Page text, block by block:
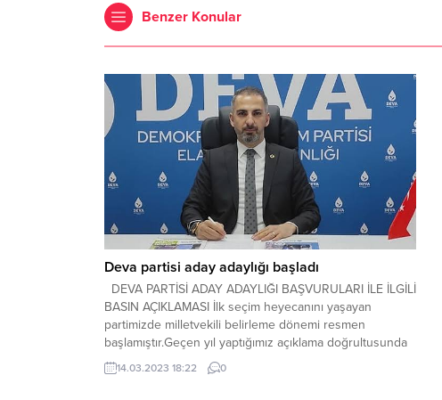
Benzer Konular
Deva partisi aday adaylığı başladı
DEVA PARTİSİ ADAY ADAYLIĞI BAŞVURULARI İLE İLGİLİ
BASIN AÇIKLAMASI İlk seçim heyecanını yaşayan
partimizde milletvekili belirleme dönemi resmen
başlamıştır.Geçen yıl yaptığımız açıklama doğrultusunda
en az 41 ilde partimiz kendi adıyla, kendi logosuyla
seçimlere girme kararı almıştı. 14 Mayıs 2023 , 28.
14.03.2023 18:22 0